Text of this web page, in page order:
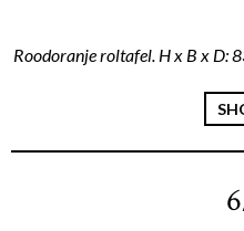
Roodoranje roltafel. H x B x D: